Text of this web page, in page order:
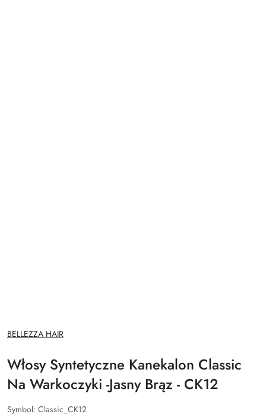
NAZWA
PRODUCENTA:
BELLEZZA HAIR
Włosy Syntetyczne Kanekalon Classic
Na Warkoczyki -Jasny Brąz - CK12
Symbol: Classic_CK12